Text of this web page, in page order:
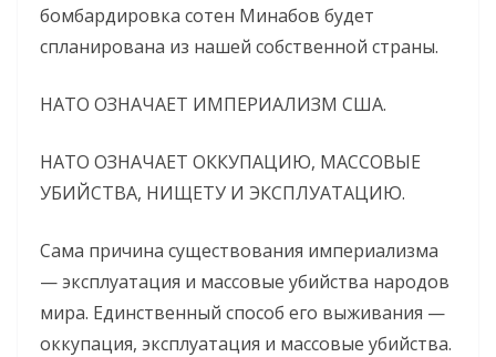
бомбардировка сотен Минабов будет
спланирована из нашей собственной страны.
НАТО ОЗНАЧАЕТ ИМПЕРИАЛИЗМ США.
НАТО ОЗНАЧАЕТ ОККУПАЦИЮ, МАССОВЫЕ
УБИЙСТВА, НИЩЕТУ И ЭКСПЛУАТАЦИЮ.
Сама причина существования империализма
— эксплуатация и массовые убийства народов
мира. Единственный способ его выживания —
оккупация, эксплуатация и массовые убийства.